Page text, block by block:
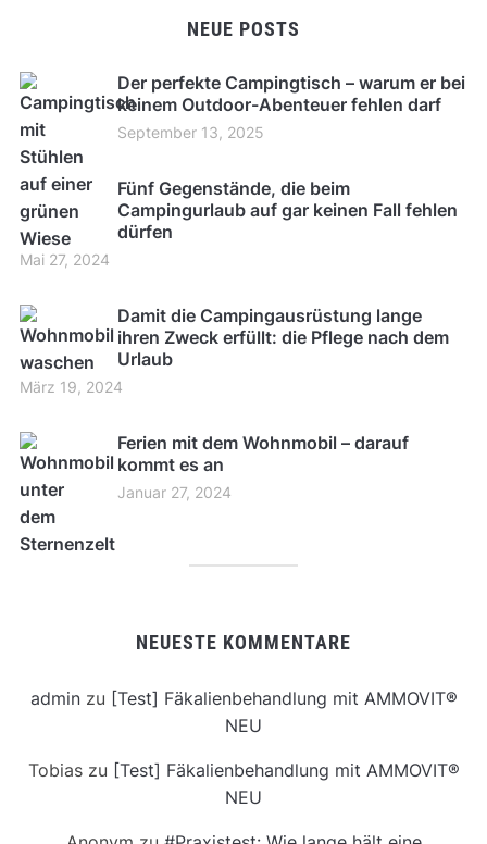
NEUE POSTS
Der perfekte Campingtisch – warum er bei
keinem Outdoor-Abenteuer fehlen darf
September 13, 2025
Fünf Gegenstände, die beim
Campingurlaub auf gar keinen Fall fehlen
dürfen
Mai 27, 2024
Damit die Campingausrüstung lange
ihren Zweck erfüllt: die Pflege nach dem
Urlaub
März 19, 2024
Ferien mit dem Wohnmobil – darauf
kommt es an
Januar 27, 2024
NEUESTE KOMMENTARE
adminzu [Test] Fäkalienbehandlung mit AMMOVIT®
NEU
Tobiaszu [Test] Fäkalienbehandlung mit AMMOVIT®
NEU